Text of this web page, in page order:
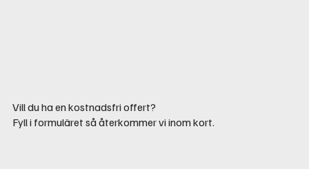
Vill du ha en kostnadsfri offert?
Fyll i formuläret så återkommer vi inom kort.